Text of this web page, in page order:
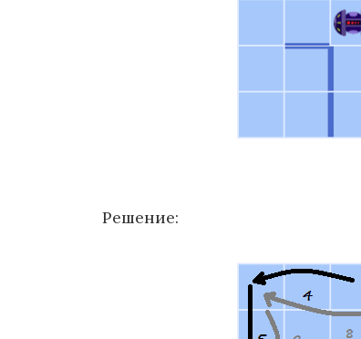
Решение: